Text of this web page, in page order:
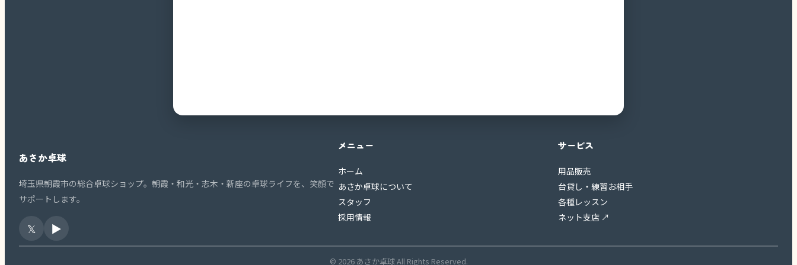
あさか卓球
埼玉県朝霞市の総合卓球ショップ。朝霞・和光・志木・新座の卓球ライフを、笑顔で
サポートします。
𝕏 ▶
メニュー
ホーム
あさか卓球について
スタッフ
採用情報
サービス
用品販売
台貸し・練習お相手
各種レッスン
ネット支店 ↗
© 2026 あさか卓球 All Rights Reserved.